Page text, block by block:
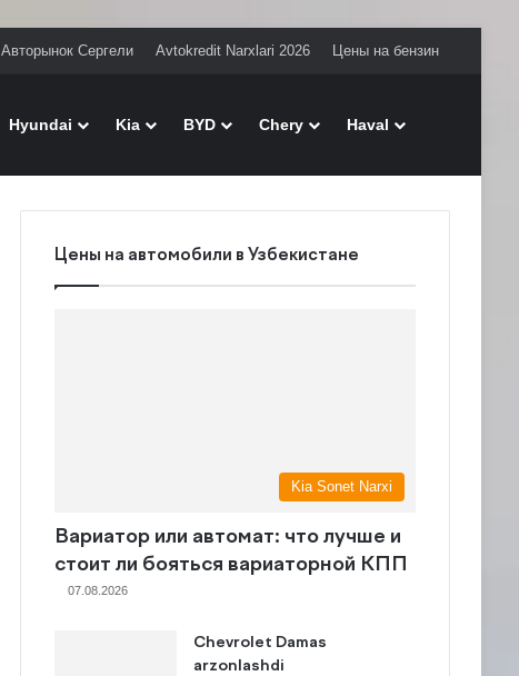
Авторынок Сергели Avtokredit Narxlari 2026 Цены на бензин
Hyundai Kia BYD Chery Haval
Цены на автомобили в Узбекистане
Kia Sonet Narxi
Вариатор или автомат: что лучше и
стоит ли бояться вариаторной КПП
07.08.2026
Chevrolet Damas
arzonlashdi